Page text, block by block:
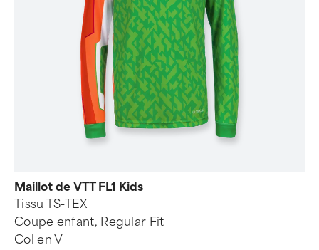
Maillot de VTT FL1 Kids
Tissu TS-TEX
Coupe enfant, Regular Fit
Col en V